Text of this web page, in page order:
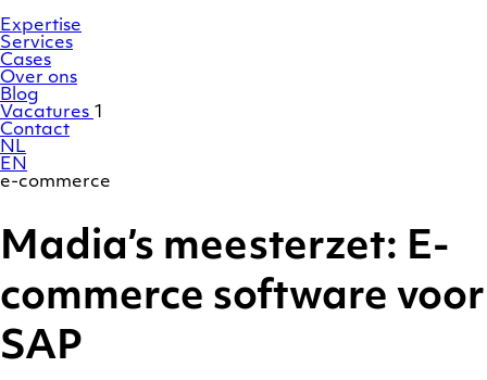
naar
de
inhoud
Expertise
Services
Cases
Over ons
Blog
Vacatures 1
Contact
NL
EN
e-commerce
Madia’s meesterzet: E-
commerce software voor
SAP